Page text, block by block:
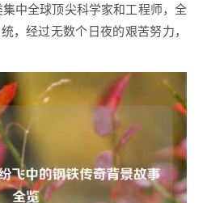
中全球顶尖科学家和工程师，全
，经过无数个日夜的艰苦努力，